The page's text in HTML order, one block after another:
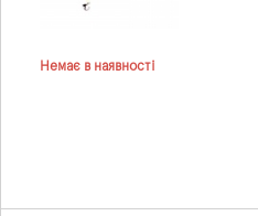
Немає в наявності